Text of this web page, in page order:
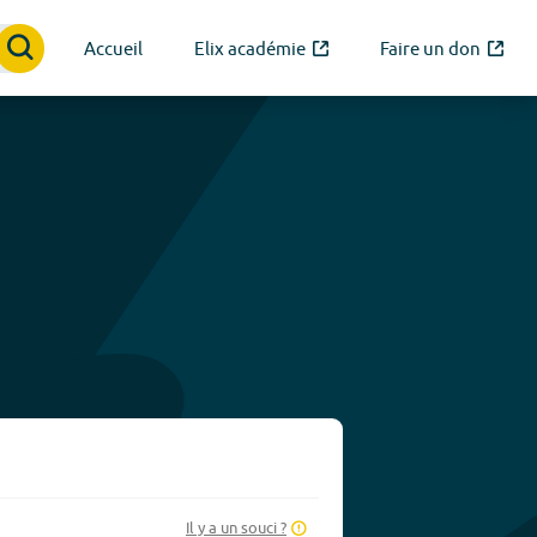
Accueil Elix académie Faire un don
Il y a un souci ?